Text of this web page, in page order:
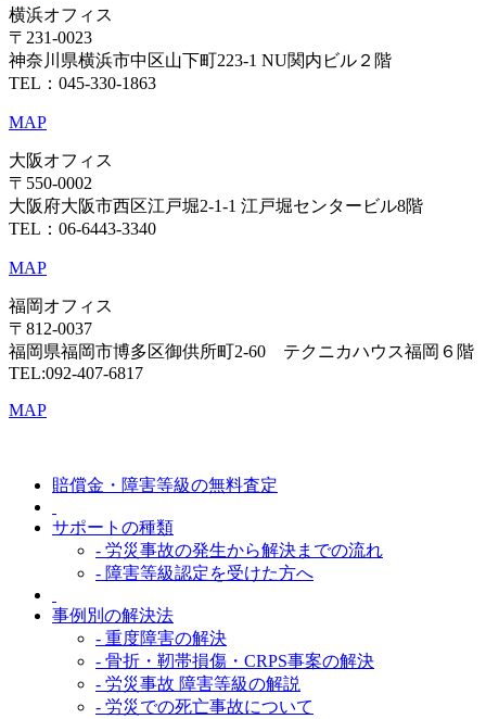
横浜オフィス
〒231-0023
神奈川県横浜市中区山下町223-1 NU関内ビル２階
TEL：045-330-1863
MAP
大阪オフィス
〒550-0002
大阪府大阪市西区江戸堀2-1-1 江戸堀センタービル8階
TEL：06-6443-3340
MAP
福岡オフィス
〒812-0037
福岡県福岡市博多区御供所町2-60 テクニカハウス福岡６階
TEL:092-407-6817
MAP
賠償金・障害等級の無料査定
サポートの種類
- 労災事故の発生から解決までの流れ
- 障害等級認定を受けた方へ
事例別の解決法
- 重度障害の解決
- 骨折・靭帯損傷・CRPS事案の解決
- 労災事故 障害等級の解説
- 労災での死亡事故について